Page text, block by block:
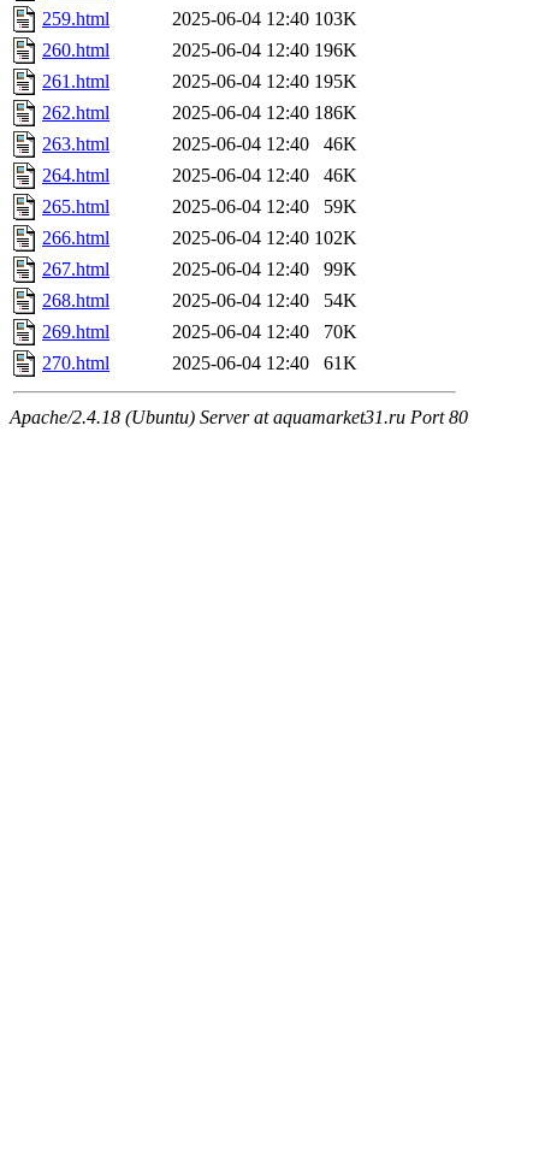
259.html
2025-06-04 12:40 103K
260.html
2025-06-04 12:40 196K
261.html
2025-06-04 12:40 195K
262.html
2025-06-04 12:40 186K
263.html
2025-06-04 12:40
46K
264.html
2025-06-04 12:40
46K
265.html
2025-06-04 12:40
59K
266.html
2025-06-04 12:40 102K
267.html
2025-06-04 12:40
99K
268.html
2025-06-04 12:40
54K
269.html
2025-06-04 12:40
70K
270.html
2025-06-04 12:40 61K
Apache/2.4.18 (Ubuntu) Server at aquamarket31.ru Port 80